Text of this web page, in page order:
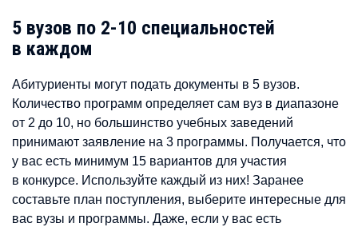
5 вузов по 2-10 специальностей
в каждом
Абитуриенты могут подать документы в 5 вузов.
Количество программ определяет сам вуз в диапазоне
от 2 до 10, но большинство учебных заведений
принимают заявление на 3 программы. Получается, что
у вас есть минимум 15 вариантов для участия
в конкурсе. Используйте каждый из них! Заранее
составьте план поступления, выберите интересные для
вас вузы и программы. Даже, если у вас есть